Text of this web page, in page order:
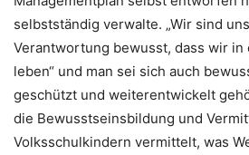
selbstständig verwalte. „Wir sind
Verantwortung bewusst, dass wir
leben“ und man sei sich auch
geschützt und weiterentwickelt
die Bewusstseinsbildung und
Volksschulkindern vermittelt, was